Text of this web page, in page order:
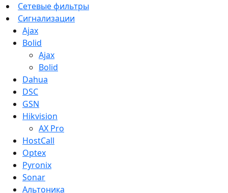
Сетевые фильтры
Сигнализации
Ajax
Bolid
Ajax
Bolid
Dahua
DSC
GSN
Hikvision
AX Pro
HostCall
Optex
Pyronix
Sonar
Альтоника